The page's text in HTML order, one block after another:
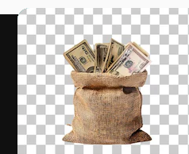
วิดีโอ
คลิปวิดีโอ
โมชั่นกราฟิก
เทมเพลตวิดีโอ
ไอคอน
แบบจำลอง 3 มิติ
แบบอักษร
แพลตฟอร์มสร้างสรร
ที่สุดของคุณ ผู้ใช้งานก
ครอบคลุมทั้งครีเอทีฟ,